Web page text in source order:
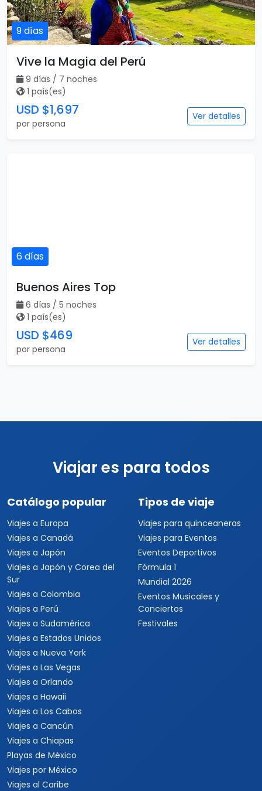
9 días
Vive la Magia del Perú
9 días / 7 noches
1 país(es)
USD $1,697
por persona
Ver detalles
6 días
Buenos Aires Top
6 días / 5 noches
1 país(es)
USD $469
por persona
Ver detalles
Viajar es para todos
Catálogo popular
Viajes a Europa
Viajes a Canadá
Viajes a Japón
Viajes a Japón y Corea del
Sur
Viajes a Colombia
Viajes a Perú
Viajes a Sudamérica
Viajes a Estados Unidos
Viajes a Nueva York
Viajes a Las Vegas
Viajes a Orlando
Viajes a Hawaii
Viajes a Los Cabos
Viajes a Cancún
Viajes a Chiapas
Playas de México
Viajes por México
Viajes al Caribe
Tipos de viaje
Viajes para quinceaneras
Viajes para Eventos
Eventos Deportivos
Fórmula 1
Mundial 2026
Eventos Musicales y
Conciertos
Festivales